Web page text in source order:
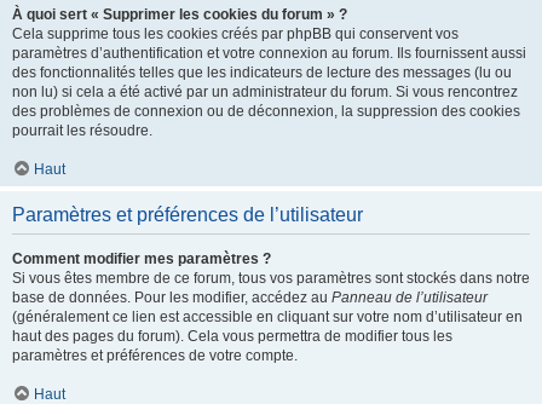
À quoi sert « Supprimer les cookies du forum » ?
Cela supprime tous les cookies créés par phpBB qui conservent vos
paramètres d’authentification et votre connexion au forum. Ils fournissent aussi
des fonctionnalités telles que les indicateurs de lecture des messages (lu ou
non lu) si cela a été activé par un administrateur du forum. Si vous rencontrez
des problèmes de connexion ou de déconnexion, la suppression des cookies
pourrait les résoudre.
Haut
Paramètres et préférences de l’utilisateur
Comment modifier mes paramètres ?
Si vous êtes membre de ce forum, tous vos paramètres sont stockés dans notre
base de données. Pour les modifier, accédez au Panneau de l’utilisateur
(généralement ce lien est accessible en cliquant sur votre nom d’utilisateur en
haut des pages du forum). Cela vous permettra de modifier tous les
paramètres et préférences de votre compte.
Haut